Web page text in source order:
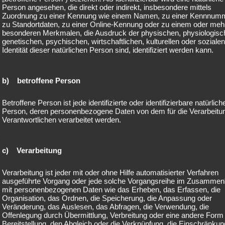
die im Hintergrund erledigt werden müssen:
Unternehmertum.
hin, dass Buchführung weit mehr ist als eine gesetzliche
Person angesehen, die direkt oder indirekt, insbesondere mittels
Zuordnung zu einer Kennung wie einem Namen, zu einer
zu Standortdaten, zu einer Online-Kennung oder zu einem oder
besonderen Merkmalen, die Ausdruck der physischen,
genetischen, psychischen, wirtschaftlichen, kulturellen oder sozialen
Identität dieser natürlichen Person sind, identifiziert werden kann.
b) betroffene Person
Betroffene Person ist jede identifizierte oder identifizierbare
Person, deren personenbezogene Daten von dem für die
Verantwortlichen verarbeitet werden.
c) Verarbeitung
Verarbeitung ist jeder mit oder ohne Hilfe automatisierter Verfahren
ausgeführte Vorgang oder jede solche Vorgangsreihe im
mit personenbezogenen Daten wie das Erheben, das Erfassen, die
Organisation, das Ordnen, die Speicherung, die Anpassung oder
Veränderung, das Auslesen, das Abfragen, die Verwendung, die
Offenlegung durch Übermittlung, Verbreitung oder eine andere Form